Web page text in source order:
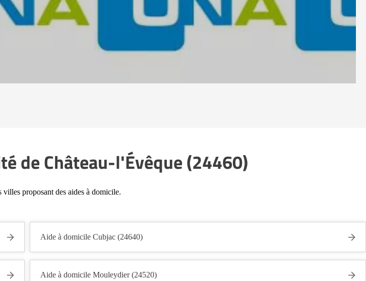
de Château-l'Évêque (24460)
villes proposant des aides à domicile.
Aide à domicile Cubjac (24640)
Aide à domicile Mouleydier (24520)